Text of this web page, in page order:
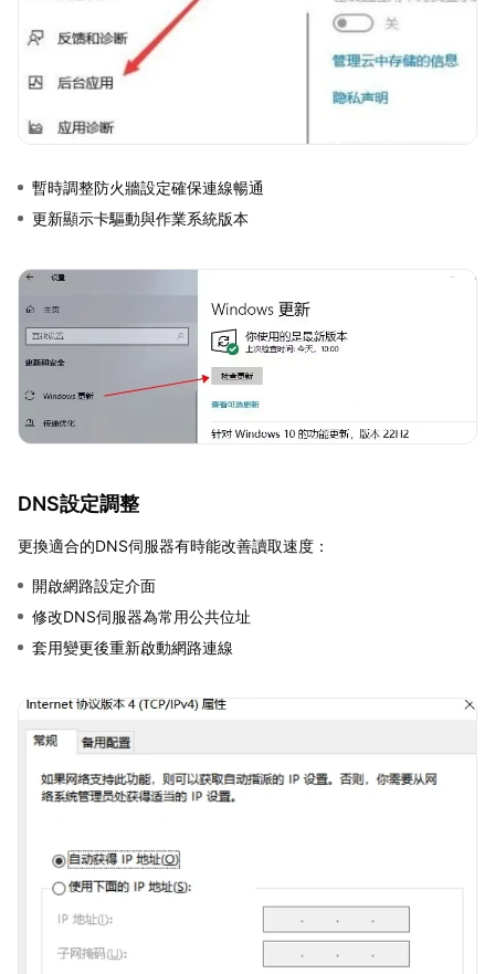
暫時調整防火牆設定確保連線暢通
更新顯示卡驅動與作業系統版本
DNS設定調整
更換適合的DNS伺服器有時能改善讀取速度：
開啟網路設定介面
修改DNS伺服器為常用公共位址
套用變更後重新啟動網路連線